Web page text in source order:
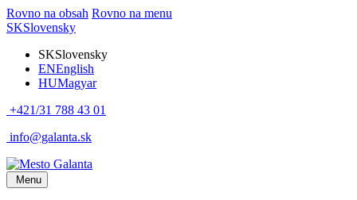
Rovno na obsah Rovno na menu
SKSlovensky
SKSlovensky
ENEnglish
HUMagyar
+421/31 788 43 01
info@galanta.sk
Menu